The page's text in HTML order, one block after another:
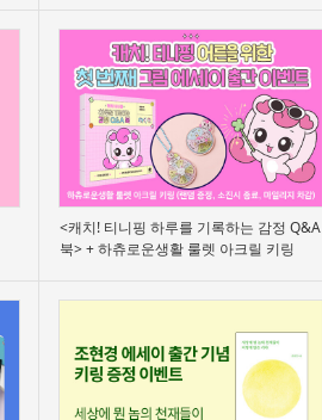
<캐치! 티니핑 하루를 기록하는 감정 Q&A
북> + 하츄로운생활 룰렛 아크릴 키링